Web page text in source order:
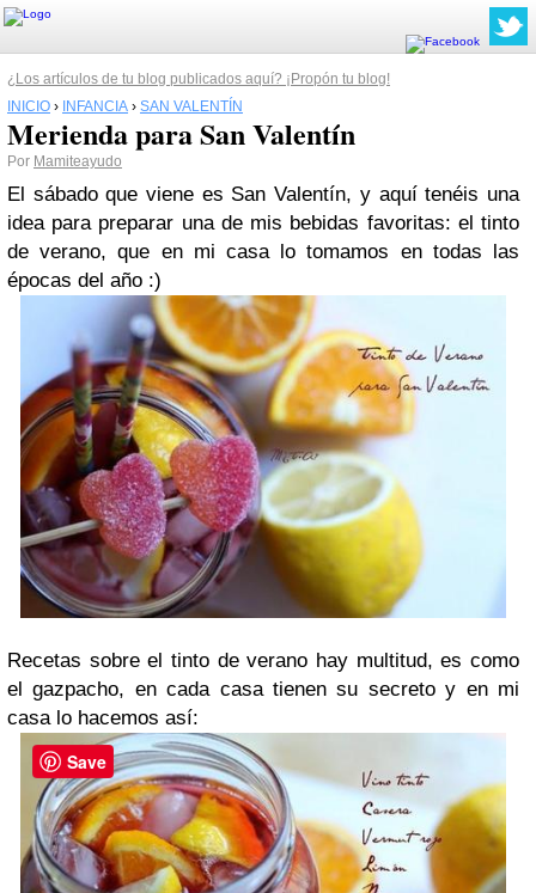
¿Los artículos de tu blog publicados aquí? ¡Propón tu blog!
INICIO › INFANCIA › SAN VALENTÍN
Merienda para San Valentín
Por Mamiteayudo
El sábado que viene es San Valentín, y aquí tenéis una
idea para preparar una de mis bebidas favoritas: el tinto
de verano, que en mi casa lo tomamos en todas las
épocas del año :)
Recetas sobre el tinto de verano hay multitud, es como
el gazpacho, en cada casa tienen su secreto y en mi
casa lo hacemos así:
Save